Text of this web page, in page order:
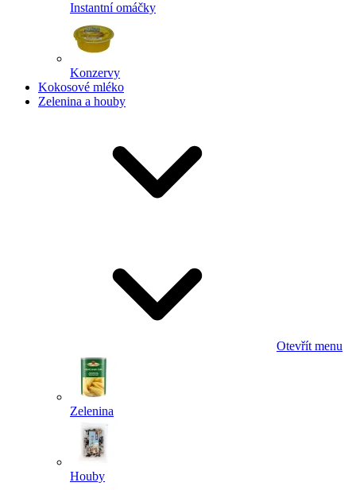
Instantní omáčky
Konzervy
Kokosové mléko
Zelenina a houby
Otevřít menu
Zelenina
Houby